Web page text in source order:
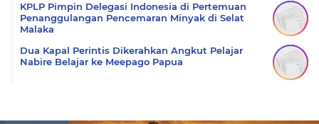
KPLP Pimpin Delegasi Indonesia di Pertemuan
Penanggulangan Pencemaran Minyak di Selat
Malaka
Dua Kapal Perintis Dikerahkan Angkut Pelajar
Nabire Belajar ke Meepago Papua